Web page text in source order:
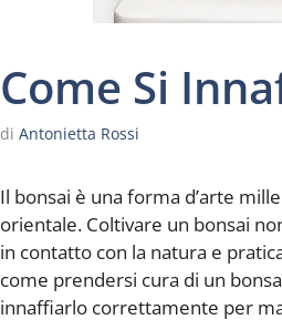
Come Si
di Antonietta Rossi
Il bonsai è una forma d’arte
orientale. Coltivare un bonsai
in contatto con la natura e
come prendersi cura di un
innaffiarlo correttamente per